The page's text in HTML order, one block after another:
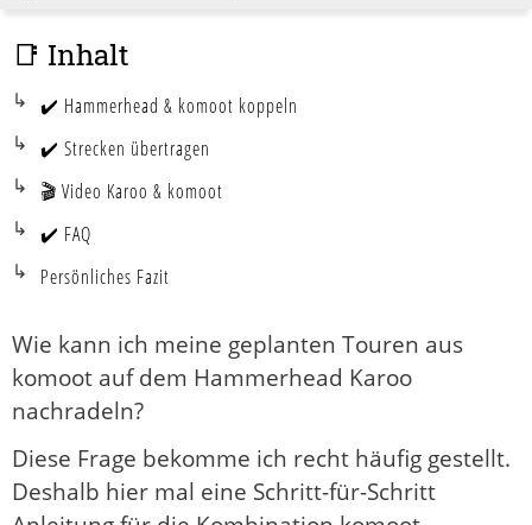
Wie kann ich meine geplanten Touren aus
komoot auf dem Hammerhead Karoo
nachradeln?
Diese Frage bekomme ich recht häufig gestellt.
Deshalb hier mal eine Schritt-für-Schritt
📑 Inhalt
✔️ Hammerhead & komoot koppeln
✔️ Strecken übertragen
🎬 Video Karoo & komoot
✔️ FAQ
Persönliches Fazit